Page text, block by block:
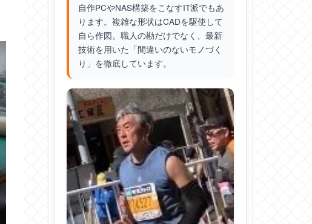
自作PCやNAS構築をこなすIT派でもあ
ります。複雑な形状はCADを駆使して
自ら作図。職人の勘だけでなく、最新
技術を用いた「間違いのないモノづく
り」を徹底しています。